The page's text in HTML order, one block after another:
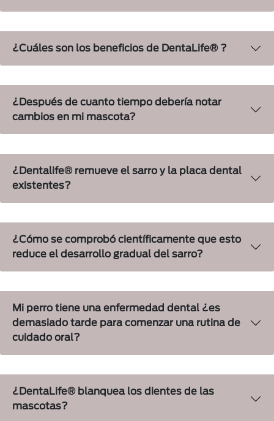
¿Cuáles son los beneficios de DentaLife® ?
¿Después de cuanto tiempo debería notar
cambios en mi mascota?
¿Dentalife® remueve el sarro y la placa dental
existentes?
¿Cómo se comprobó científicamente que esto
reduce el desarrollo gradual del sarro?
Mi perro tiene una enfermedad dental ¿es
demasiado tarde para comenzar una rutina de
cuidado oral?
¿DentaLife® blanquea los dientes de las
mascotas?